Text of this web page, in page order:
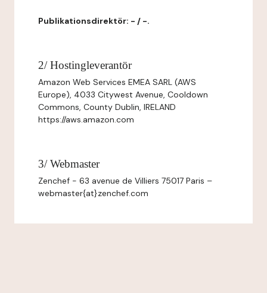
Publikationsdirektör: - / -.
2/ Hostingleverantör
Amazon Web Services EMEA SARL (AWS
Europe), 4033 Citywest Avenue, Cooldown
Commons, County Dublin, IRELAND
https://aws.amazon.com
3/ Webmaster
Zenchef - 63 avenue de Villiers 75017 Paris –
webmaster{at}zenchef.com